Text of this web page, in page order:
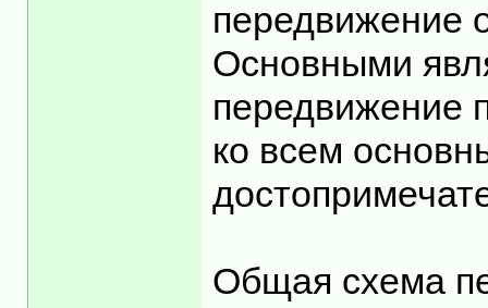
передвижение
Основными
передвижение
ко всем
Общая схема